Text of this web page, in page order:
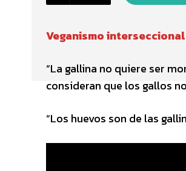
Veganismo
“La gallina no quiere ser
consideran que los gallos
“Los huevos son de las